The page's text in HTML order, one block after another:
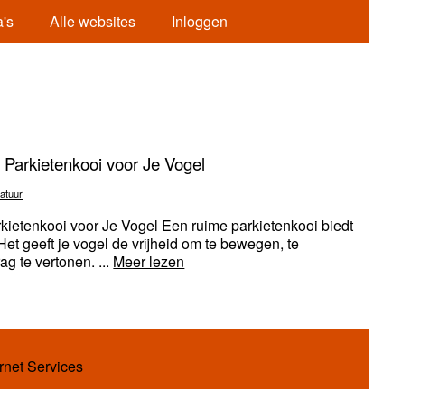
Alle websites Inloggen
voor Je Vogel
voor Je Vogel Een ruime parkietenkooi biedt
geeft je vogel de vrijheid om te bewegen, te
te vertonen. ... Meer lezen
Services